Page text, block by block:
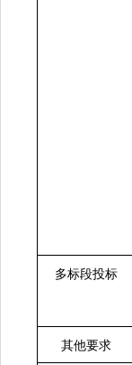
多标段投标
其他要求